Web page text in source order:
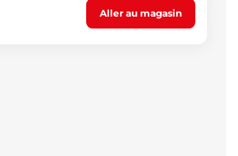
Aller au magasin